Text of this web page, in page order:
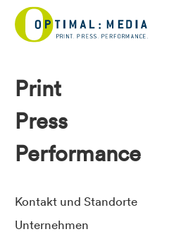
Print
Press
Performance
Kontakt und Standorte
Unternehmen